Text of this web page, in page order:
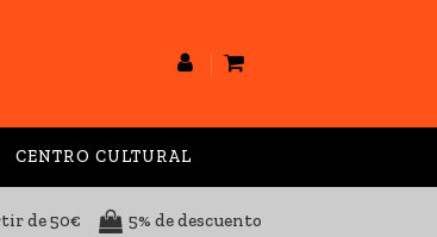
CENTRO CULTURAL
de 50€ 5% de descuento